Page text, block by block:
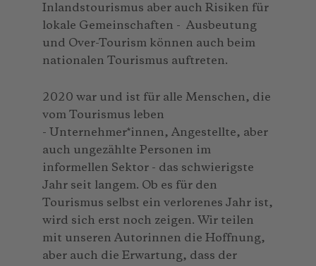
Inlandstourismus aber auch Risiken für
lokale Gemeinschaften - Ausbeutung
und Over-Tourism können auch beim
nationalen Tourismus auftreten.
2020 war und ist für alle Menschen, die
vom Tourismus leben
- Unternehmer*innen, Angestellte, aber
auch ungezählte Personen im
informellen Sektor - das schwierigste
Jahr seit langem. Ob es für den
Tourismus selbst ein verlorenes Jahr ist,
wird sich erst noch zeigen. Wir teilen
mit unseren Autorinnen die Hoffnung,
aber auch die Erwartung, dass der